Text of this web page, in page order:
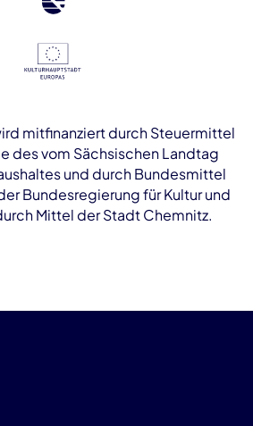
mitfinanziert durch Steuermittel
des vom Sächsischen Landtag
und durch Bundesmittel
Bundesregierung für Kultur und
Mittel der Stadt Chemnitz.